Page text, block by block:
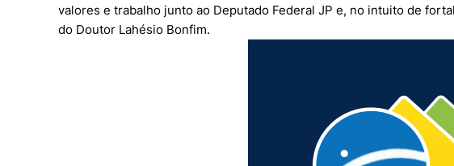
valores e trabalho junto ao Deputado Federal JP e, no intuito de
do Doutor Lahésio Bonfim.